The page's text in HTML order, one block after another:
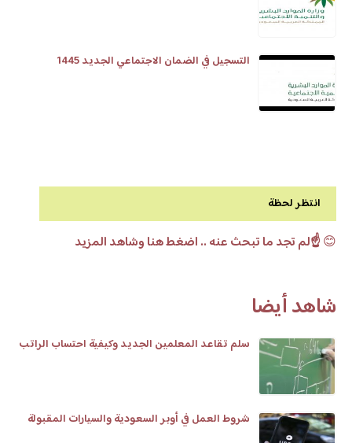
التسجيل في الضمان الاجتماعي الجديد 1445
انتظر لحظة
😊☝️لم تجد ما تبحث عنه .. اضغط هنا وشاهد المزيد
شاهد أيضا
سلم تقاعد المعلمين الجديد وكيفية احتساب الراتب
شروط العمل في أوبر السعودية والسيارات المقبولة